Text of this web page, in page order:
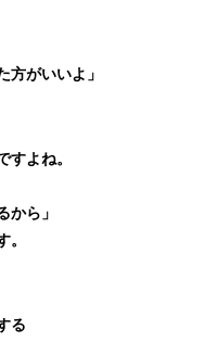
方がいいよ」
すよね。
から」
。
る